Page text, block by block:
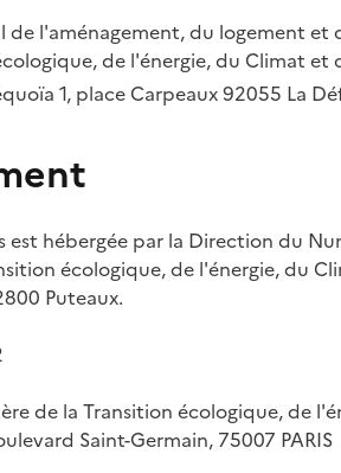
de l'aménagement, du logement
de l'énergie, du Climat et
1, place Carpeaux 92055 La
est hébergée par la Direction du
écologique, de l'énergie, du
Puteaux.
de la Transition écologique, de
Saint-Germain, 75007 PARIS